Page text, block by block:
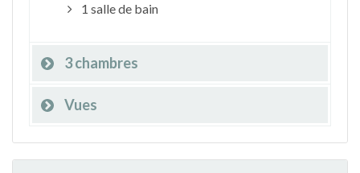
1 salle de bain
3 chambres
Vues